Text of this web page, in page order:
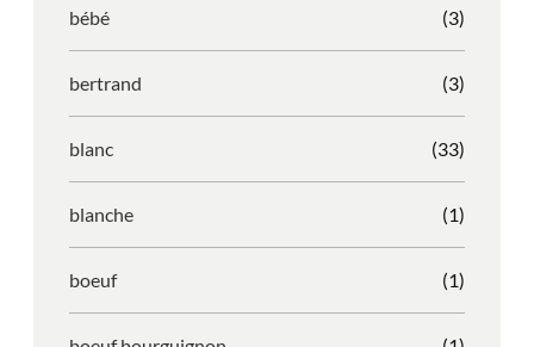
bébé (3)
bertrand (3)
blanc (33)
blanche (1)
boeuf (1)